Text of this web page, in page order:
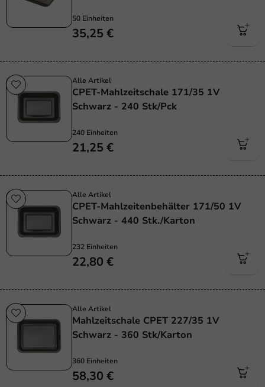
50 Einheiten
35,25 €
Alle Artikel
CPET-Mahlzeitschale 171/35 1V
Schwarz - 240 Stk/Pck
240 Einheiten
21,25 €
Alle Artikel
CPET-Mahlzeitenbehälter 171/50 1V
Schwarz - 440 Stk./Karton
232 Einheiten
22,80 €
Alle Artikel
Mahlzeitschale CPET 227/35 1V
Schwarz - 360 Stk/Karton
360 Einheiten
58,30 €